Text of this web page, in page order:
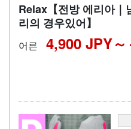
Relax【전방 에리아｜
리의 경우있어】
어른 4,900 JPY～